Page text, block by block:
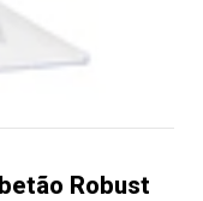
Robust